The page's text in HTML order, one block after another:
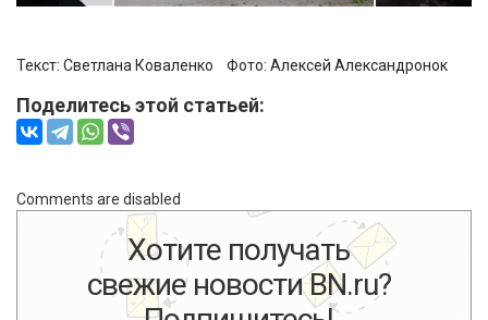
Текст: Светлана Коваленко Фото: Алексей Александронок
Поделитесь этой статьей:
Comments are disabled
Хотите получать
свежие новости BN.ru?